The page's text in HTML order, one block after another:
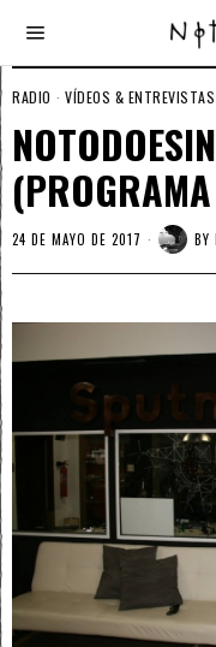
RADIO · VÍDEOS & ENTREVISTAS
24 DE MAYO DE 2017 BY